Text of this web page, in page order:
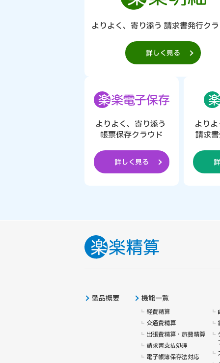
よりよく、寄り添う 請求書発行ク
詳しく見る
よりよく、寄り添う
帳票保存クラウド
詳しく見る
より
請求
製品概要 機能一覧
経費精算
交通費精算
出張費精算・旅費精算
請求書支払処理
電子帳簿保存法対応